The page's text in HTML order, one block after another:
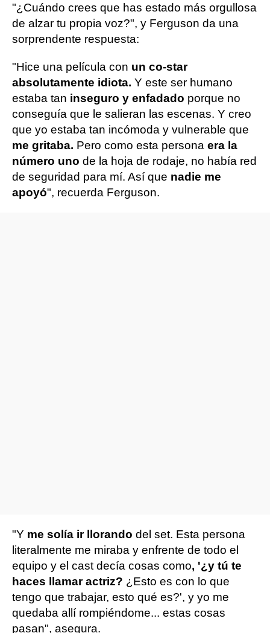
"¿Cuándo crees que has estado más orgullosa
de alzar tu propia voz?", y Ferguson da una
sorprendente respuesta:
"Hice una película con un co-star
absolutamente idiota. Y este ser humano
estaba tan inseguro y enfadado porque no
conseguía que le salieran las escenas. Y creo
que yo estaba tan incómoda y vulnerable que
me gritaba. Pero como esta persona era la
número uno de la hoja de rodaje, no había red
de seguridad para mí. Así que nadie me
apoyó", recuerda Ferguson.
"Y me solía ir llorando del set. Esta persona
literalmente me miraba y enfrente de todo el
equipo y el cast decía cosas como, '¿y tú te
haces llamar actriz? ¿Esto es con lo que
tengo que trabajar, esto qué es?', y yo me
quedaba allí rompiéndome... estas cosas
pasan", asegura.